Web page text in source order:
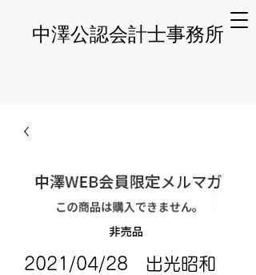
​中澤公認会計士事務所
2021/04/28 出光昭和